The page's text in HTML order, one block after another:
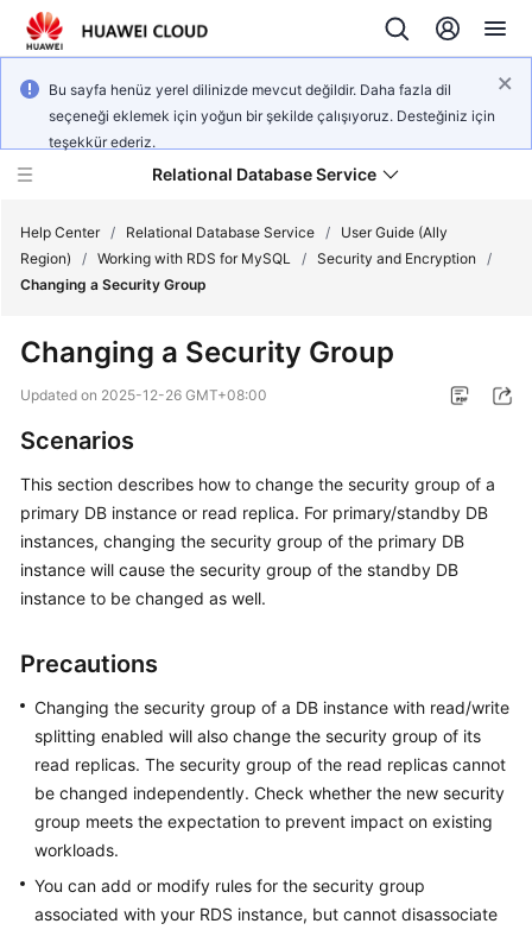
Bu sayfa henüz yerel dilinizde mevcut değildir. Daha fazla dil
seçeneği eklemek için yoğun bir şekilde çalışıyoruz. Desteğiniz için
teşekkür ederiz.
Relational Database Service
Service
Overview
Billing
Getting
Guide
Best
Practices
Performance
White
Paper
API
Help Center / Relational Database Service /
User Guide (Ally
Region)
/ Working with RDS for MySQL / Security and Encryption
/
Changing a Security Group
Changing a Security Group
Updated on 2025-12-26 GMT+08:00
Scenarios
This section describes how to change the security group of a
primary DB instance or read replica. For primary/standby DB
instances, changing the security group of the primary DB
instance will cause the security group of the standby DB
instance to be changed as well.
Precautions
Changing the security group of a DB instance with read/write
splitting enabled will also change the security group of its
read replicas. The security group of the read replicas cannot
be changed independently. Check whether the new security
group meets the expectation to prevent impact on existing
workloads.
You can add or modify rules for the security group
associated with your RDS instance, but cannot disassociate